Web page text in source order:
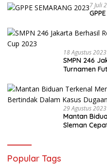
7 Juli
18 Agustus
SMPN 246
Turnamen
29 Agustus
Mantan
Sleman
Popular Tags